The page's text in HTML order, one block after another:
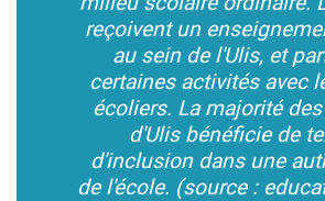
reçoivent un
au sein de l'Ulis, et
certaines activités avec
écoliers. La majorité
d'Ulis bénéficie de
d'inclusion dans une
de l'école. (source :